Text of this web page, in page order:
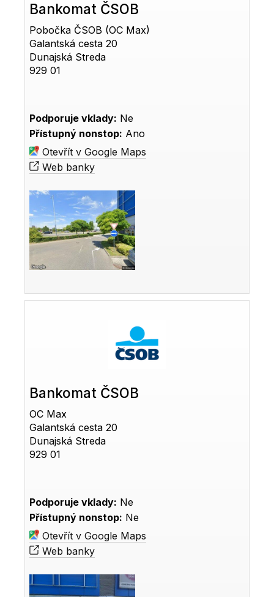
Bankomat ČSOB
Pobočka ČSOB (OC Max)
Galantská cesta 20
Dunajská Streda
929 01
Podporuje vklady: Ne
Přístupný nonstop: Ano
Otevřít v Google Maps
Web banky
Bankomat ČSOB
OC Max
Galantská cesta 20
Dunajská Streda
929 01
Podporuje vklady: Ne
Přístupný nonstop: Ne
Otevřít v Google Maps
Web banky